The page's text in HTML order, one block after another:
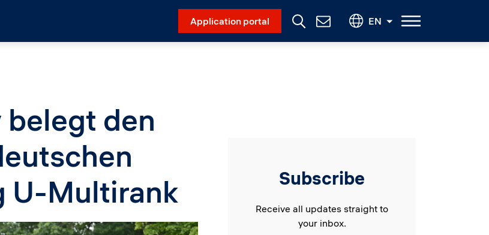
Application portal
Contact
Us
EN
den
U-Multirank
Subscribe
Receive all updates straight to
your inbox.